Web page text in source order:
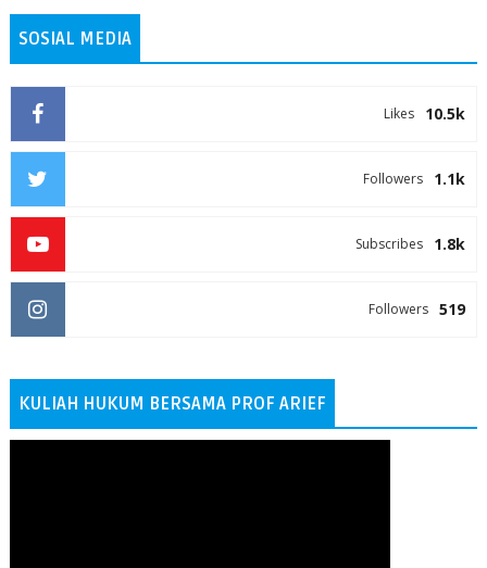
SOSIAL MEDIA
10.5k
Likes
1.1k
Followers
1.8k
Subscribes
519
Followers
KULIAH HUKUM BERSAMA PROF ARIEF